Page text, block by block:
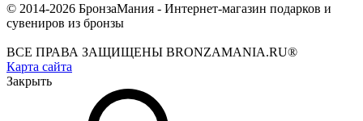
© 2014-2026 БронзаМания - Интернет-магазин подарков и
сувениров из бронзы
ВСЕ ПРАВА ЗАЩИЩЕНЫ BRONZAMANIA.RU®
Карта сайта
Закрыть